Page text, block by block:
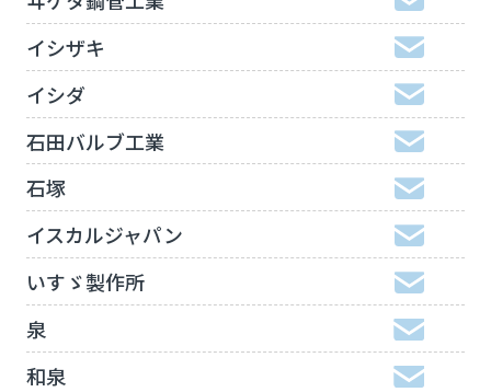
イシザキ
イシダ
石田バルブ工業
石塚
イスカルジャパン
いすゞ製作所
泉
和泉